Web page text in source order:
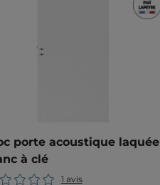
porte acoustique laquée
à clé
1 avis